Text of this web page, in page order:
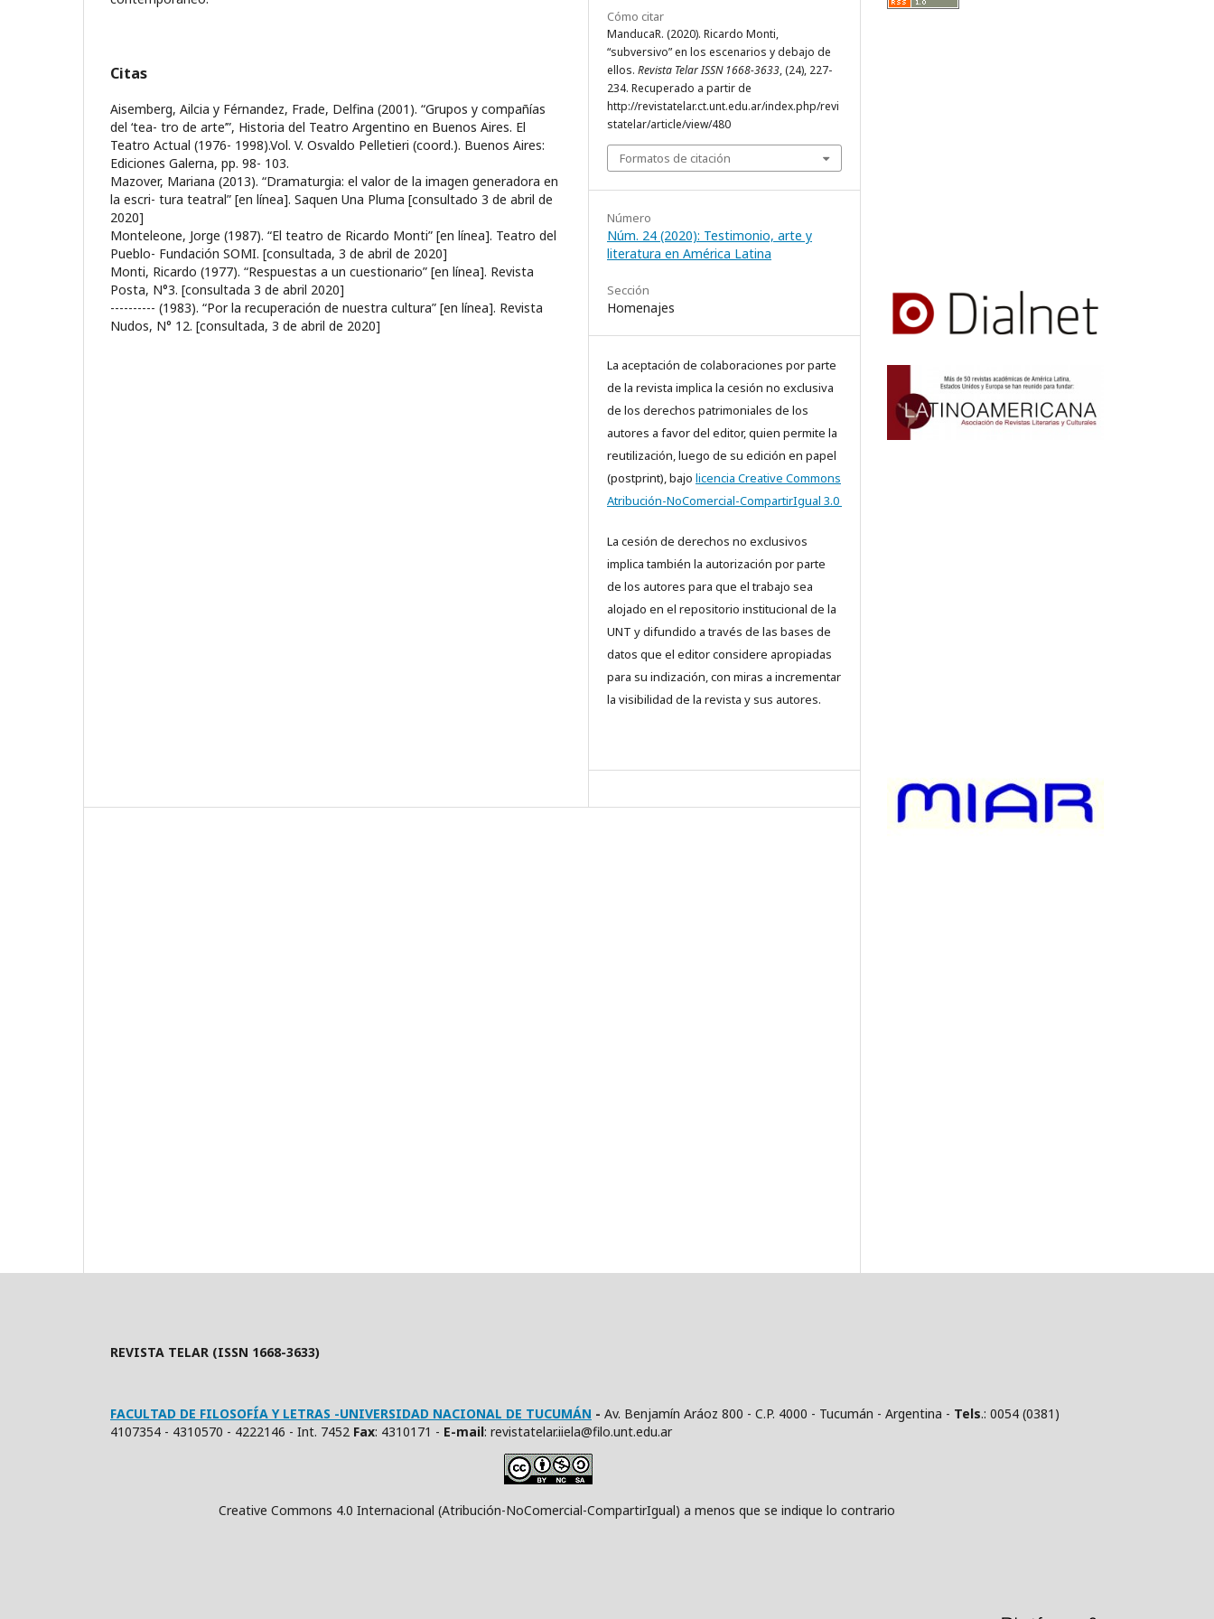
Citas
Aisemberg, Ailcia y Férnandez, Frade, Delfina (2001). “Grupos y compañías
del ‘tea- tro de arte’”, Historia del Teatro Argentino en Buenos Aires. El
Teatro Actual (1976- 1998).Vol. V. Osvaldo Pelletieri (coord.). Buenos Aires:
Ediciones Galerna, pp. 98- 103.
Mazover, Mariana (2013). “Dramaturgia: el valor de la imagen generadora en
la escri- tura teatral” [en línea]. Saquen Una Pluma [consultado 3 de abril de
2020]
Monteleone, Jorge (1987). “El teatro de Ricardo Monti” [en línea]. Teatro del
Pueblo- Fundación SOMI. [consultada, 3 de abril de 2020]
Monti, Ricardo (1977). “Respuestas a un cuestionario” [en línea]. Revista
Posta, N°3. [consultada 3 de abril 2020]
---------- (1983). “Por la recuperación de nuestra cultura” [en línea]. Revista
Nudos, N° 12. [consultada, 3 de abril de 2020]
Cómo citar
ManducaR. (2020). Ricardo Monti,
“subversivo” en los escenarios y debajo de
ellos. Revista Telar ISSN 1668-3633, (24), 227-
234. Recuperado a partir de
http://revistatelar.ct.unt.edu.ar/index.php/revi
statelar/article/view/480
Formatos de citación
Número
Núm. 24 (2020): Testimonio, arte y
literatura en América Latina
Sección
Homenajes
La aceptación de colaboraciones por parte
de la revista implica la cesión no exclusiva
de los derechos patrimoniales de los
autores a favor del editor, quien permite la
reutilización, luego de su edición en papel
(postprint), bajo licencia Creative Commons
Atribución-NoComercial-CompartirIgual 3.0
La cesión de derechos no exclusivos
implica también la autorización por parte
de los autores para que el trabajo sea
alojado en el repositorio institucional de la
UNT y difundido a través de las bases de
datos que el editor considere apropiadas
para su indización, con miras a incrementar
la visibilidad de la revista y sus autores.
REVISTA TELAR (ISSN 1668-3633)
FACULTAD DE FILOSOFÍA Y LETRAS -UNIVERSIDAD NACIONAL DE TUCUMÁN - Av. Benjamín Aráoz 800 - C.P. 4000 - Tucumán - Argentina - Tels.: 0054 (0381)
4107354 - 4310570 - 4222146 - Int. 7452 Fax: 4310171 - E-mail: revistatelar.iiela@filo.unt.edu.ar
Creative Commons 4.0 Internacional (Atribución-NoComercial-CompartirIgual) a menos que se indique lo contrario